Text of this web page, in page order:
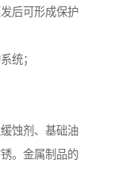
后可形成保护
统；
蚀剂、基础油
。金属制品的